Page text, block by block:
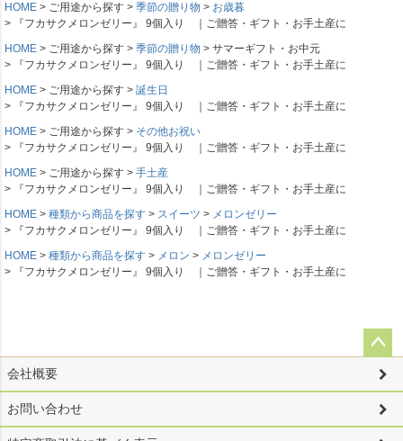
HOME
ご用途から探す 季節の贈り物
お歳暮
『フカサクメロンゼリー』 9個入り ｜ご贈答・ギフト・お手土産に
HOME
ご用途から探す 季節の贈り物
サマーギフト・お中元
『フカサクメロンゼリー』 9個入り ｜ご贈答・ギフト・お手土産に
HOME
ご用途から探す
誕生日
『フカサクメロンゼリー』 9個入り ｜ご贈答・ギフト・お手土産に
HOME
ご用途から探す
その他お祝い
『フカサクメロンゼリー』 9個入り ｜ご贈答・ギフト・お手土産に
HOME
ご用途から探す
手土産
『フカサクメロンゼリー』 9個入り ｜ご贈答・ギフト・お手土産に
HOME
種類から商品を探す スイーツ
メロンゼリー
『フカサクメロンゼリー』 9個入り ｜ご贈答・ギフト・お手土産に
HOME
種類から商品を探す メロン
メロンゼリー
『フカサクメロンゼリー』 9個入り ｜ご贈答・ギフト・お手土産に
ペー
ップ
へ
会社概要
お問い合わせ